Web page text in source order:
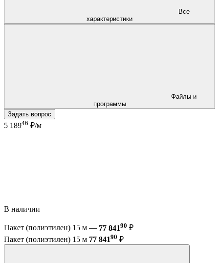
характеристики
программы
Задать вопрос
5 18946 ₽/м
В наличии
Пакет (полиэтилен) 15 м — 77 84190 ₽
Пакет (полиэтилен) 15 м 77 84190 ₽